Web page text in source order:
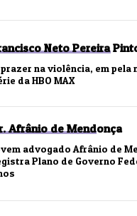
Neto Pereira
prazer na violência, em pela
da HBO MAX
Afrânio de Mendonça
advogado Afrânio de
Plano de Governo